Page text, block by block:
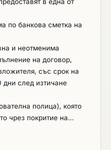
е установен; е
който не може да
в една от
по банкова сметка на
и неотменима
на договор,
със срок на
след изтичане
полица), която
чрез покритие на
със срок на